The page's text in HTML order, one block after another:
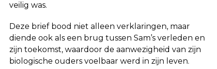
veilig was.
Deze brief bood niet alleen verklaringen, maar
diende ook als een brug tussen Sam’s verleden en
zijn toekomst, waardoor de aanwezigheid van zijn
biologische ouders voelbaar werd in zijn leven.